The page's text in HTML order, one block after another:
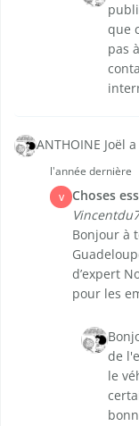
que
pas
ANTHOINE Joël
l'année dernière
V Choses
Bonjour à
d’expert
pour les
de
le